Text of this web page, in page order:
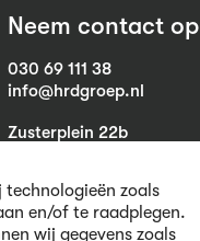
technologieën zoals
en/of te raadplegen.
wij gegevens zoals
Neem contact op
030 69 111 38
info@hrdgroep.nl
Zusterplein 22b